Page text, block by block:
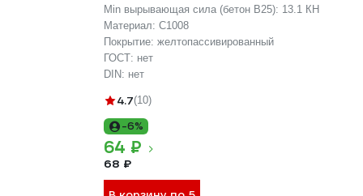
Min вырывающая сила (бетон B25): 13.1 КН
Материал: С1008
Покрытие: желтопассивированный
ГОСТ: нет
DIN: нет
4.7(10)
-6%
64 ₽
68 ₽